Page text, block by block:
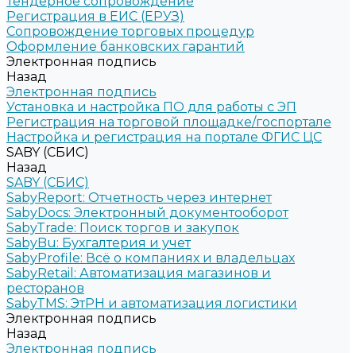
Регистрация в ЕИС (ЕРУЗ)
Сопровождение торговых процедур
Оформление банковских гарантий
Электронная подпись
Назад
Электронная подпись
Установка и настройка ПО для работы с ЭП
Регистрация на торговой площадке/госпортале
Настройка и регистрация на портале ФГИС ЦС
SABY (СБИС)
Назад
SABY (СБИС)
SabyReport: Отчетность через интернет
SabyDocs: Электронный документооборот
SabyTrade: Поиск торгов и закупок
SabyBu: Бухгалтерия и учет
SabyProfile: Всё о компаниях и владельцах
SabyRetail: Автоматизация магазинов и
ресторанов
SabyTMS: ЭтРН и автоматизация логистики
Электронная подпись
Назад
Электронная подпись